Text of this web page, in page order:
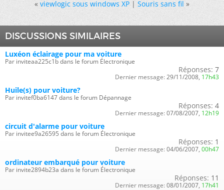
« viewlogic sous windows XP|Souris sans fil »
DISCUSSIONS SIMILAIRES
Luxéon éclairage pour ma voiture
Par inviteaa225c1b dans le forum Électronique
Réponses: 7
Dernier message: 29/11/2008, 17h43
Huile(s) pour voiture?
Par invitef0ba6147 dans le forum Dépannage
Réponses: 4
Dernier message: 07/08/2007, 12h19
circuit d'alarme pour voiture
Par invitee9a26595 dans le forum Électronique
Réponses: 1
Dernier message: 04/06/2007, 00h47
ordinateur embarqué pour voiture
Par invite2894b23a dans le forum Électronique
Réponses: 11
Dernier message: 08/01/2007, 17h41